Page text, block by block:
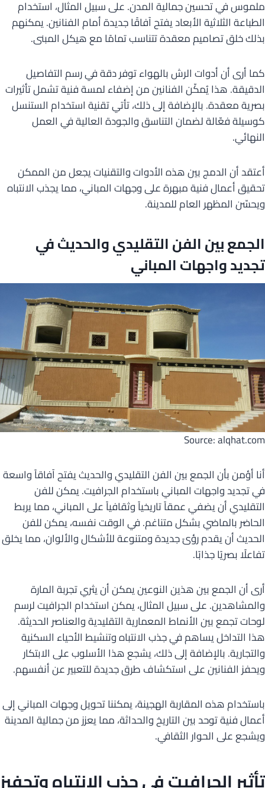
ملموس في تحسين جمالية المدن. على سبيل المثال، استخدام
الطباعة الثلاثية الأبعاد يفتح آفاقًا جديدة أمام الفنانين. يمكنهم
بذلك خلق تصاميم معقدة تتناسب تمامًا مع هيكل المبنى.
كما أرى أن أدوات الرش بالهواء توفر دقة في رسم التفاصيل
الدقيقة. هذا يُمكّن الفنانين من إضفاء لمسة فنية تشمل تأثيرات
بصرية معقدة. بالإضافة إلى ذلك، تأتي تقنية استخدام الستنسل
كوسيلة فعّالة لضمان التناسق والجودة العالية في العمل
النهائي.
أعتقد أن الدمج بين هذه الأدوات والتقنيات يجعل من الممكن
تحقيق أعمال فنية مبهرة على وجهات المباني، مما يجذب الانتباه
ويحسّن المظهر العام للمدينة.
الجمع بين الفن التقليدي والحديث في
تجديد واجهات المباني
Source: alqhat.com
أنا أؤمن بأن الجمع بين الفن التقليدي والحديث يفتح آفاقاً واسعة
في تجديد واجهات المباني باستخدام الجرافيت. يمكن للفن
التقليدي أن يضفي عمقاً تاريخياً وثقافياً على المباني، مما يربط
الحاضر بالماضي بشكل متناغم. في الوقت نفسه، يمكن للفن
الحديث أن يقدم رؤىً جديدة ومتنوعة للأشكال والألوان، مما يخلق
تفاعلًا بصريًا جذابًا.
أرى أن الجمع بين هذين النوعين يمكن أن يثري تجربة المارة
والمشاهدين. على سبيل المثال، يمكن استخدام الجرافيت لرسم
لوحات تجمع بين الأنماط المعمارية التقليدية والعناصر الحديثة.
هذا التداخل يساهم في جذب الانتباه وتنشيط الأحياء السكنية
والتجارية. بالإضافة إلى ذلك، يشجع هذا الأسلوب على الابتكار
ويحفز الفنانين على استكشاف طرق جديدة للتعبير عن أنفسهم.
باستخدام هذه المقاربة الهجينة، يمكننا تحويل وجهات المباني إلى
أعمال فنية توحد بين التاريخ والحداثة، مما يعزز من جمالية المدينة
ويشجع على الحوار الثقافي.
تأثير الجرافيت في جذب الانتباه وتحفيز